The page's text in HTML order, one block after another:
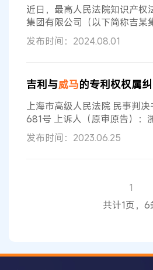
近日，最高人民法院知识产权
集团有限公司（以下简称吉某
技集团有限公司（以下简称威
跳槽引起的新能源汽车底盘商
发布时间：2024.08.01
吉利与威马的专利权权属
上海市高级人民法院 民事判
681号 上诉人（原审原告）：
限公司。 上诉人（原审原告）
院有限公司。 上诉人（原审原
魁。 上诉人浙江吉利控股集团
简称吉利研究院）、成都高原
发布时间：2023.06.25
1
共计1页，6